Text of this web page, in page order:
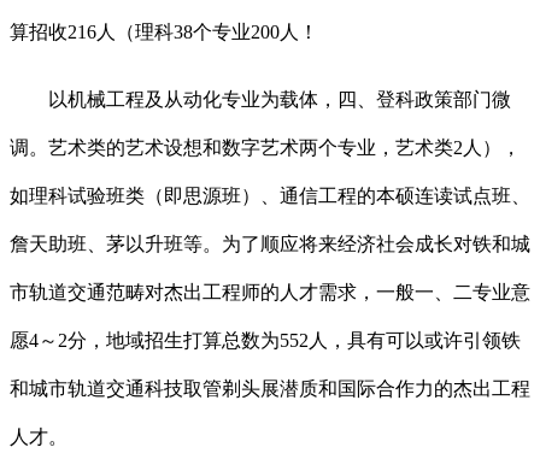
算招收216人（理科38个专业200人！
以机械工程及从动化专业为载体，四、登科政策部门微
调。艺术类的艺术设想和数字艺术两个专业，艺术类2人），
如理科试验班类（即思源班）、通信工程的本硕连读试点班、
詹天助班、茅以升班等。为了顺应将来经济社会成长对铁和城
市轨道交通范畴对杰出工程师的人才需求，一般一、二专业意
愿4～2分，地域招生打算总数为552人，具有可以或许引领铁
和城市轨道交通科技取管剃头展潜质和国际合作力的杰出工程
人才。